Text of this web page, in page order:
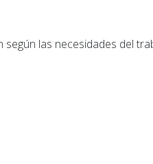
las necesidades del